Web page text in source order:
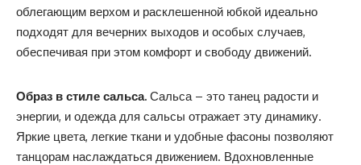
облегающим верхом и расклешенной юбкой идеально
подходят для вечерних выходов и особых случаев,
обеспечивая при этом комфорт и свободу движений.
Образ в стиле сальса. Сальса – это танец радости и
энергии, и одежда для сальсы отражает эту динамику.
Яркие цвета, легкие ткани и удобные фасоны позволяют
танцорам наслаждаться движением. Вдохновленные